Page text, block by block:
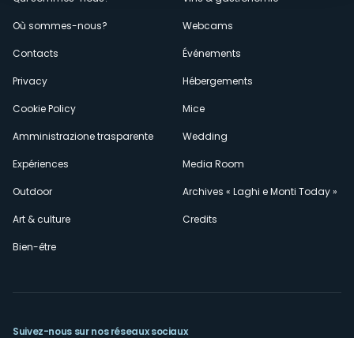
Menù
secondario
Où sommes-nous?
Contacts
Privacy
Cookie Policy
Amministrazione trasparente
Expériences
Outdoor
Art & culture
Bien-être
Webcams
Événements
Hébergements
Mice
Wedding
Media Room
Archives « Laghi e Monti Today »
Credits
Suivez-nous sur nos réseaux sociaux